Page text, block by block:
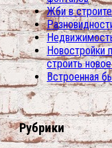
Жби в
Новостройки
строить
Встроенная
Рубрики